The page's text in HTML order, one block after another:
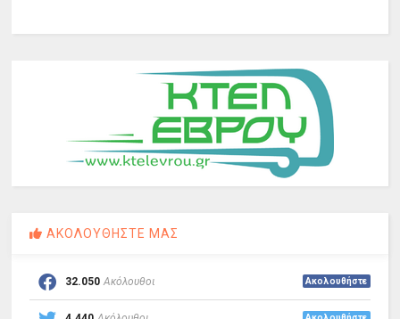
ΑΚΟΛΟΥΘΗΣΤΕ ΜΑΣ
32.050 Ακόλουθοι Ακολουθήστε